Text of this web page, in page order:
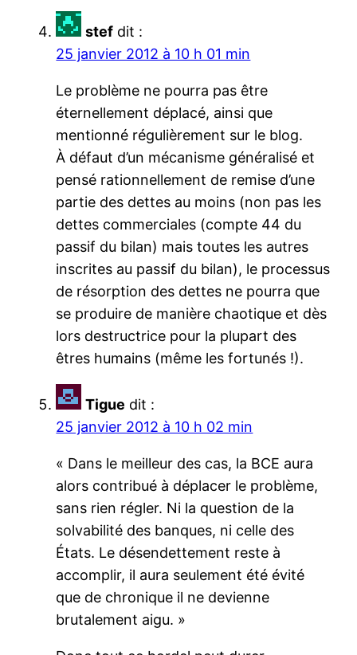
stef dit :
25 janvier 2012 à 10 h 01 min
Le problème ne pourra pas être
éternellement déplacé, ainsi que
mentionné régulièrement sur le blog.
À défaut d’un mécanisme généralisé et
pensé rationnellement de remise d’une
partie des dettes au moins (non pas les
dettes commerciales (compte 44 du
passif du bilan) mais toutes les autres
inscrites au passif du bilan), le processus
de résorption des dettes ne pourra que
se produire de manière chaotique et dès
lors destructrice pour la plupart des
êtres humains (même les fortunés !).
Tigue dit :
25 janvier 2012 à 10 h 02 min
« Dans le meilleur des cas, la BCE aura
alors contribué à déplacer le problème,
sans rien régler. Ni la question de la
solvabilité des banques, ni celle des
États. Le désendettement reste à
accomplir, il aura seulement été évité
que de chronique il ne devienne
brutalement aigu. »